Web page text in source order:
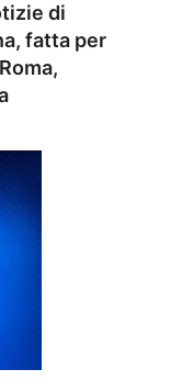
di
fatta per